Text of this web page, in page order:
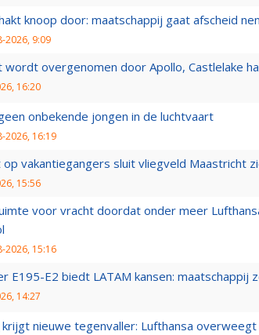
hakt knoop door: maatschappij gaat afscheid
2026, 9:09
wordt overgenomen door Apollo, Castlelake
16:20
onbekende jongen in de luchtvaart
2026, 16:19
op vakantiegangers sluit vliegveld Maastricht
15:56
voor vracht doordat onder meer
2026, 15:16
E195-E2 biedt LATAM kansen: maatschappij
14:27
krijgt nieuwe tegenvaller: Lufthansa